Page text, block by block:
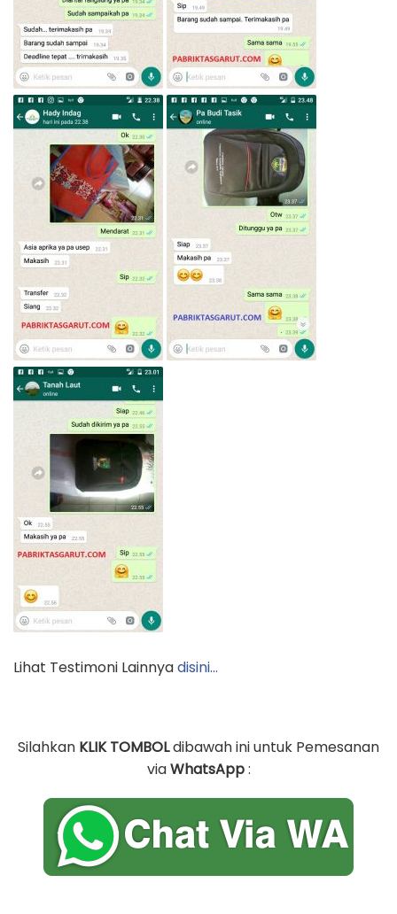
Lihat Testimoni Lainnyadisini…
Silahkan KLIK TOMBOLdibawah ini untuk Pemesanan
viaWhatsApp: